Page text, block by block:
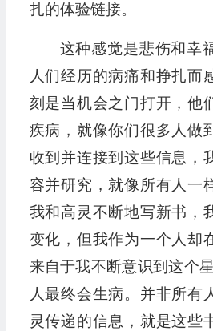
扎的体验链接。
这种感觉是悲伤和幸
人们经历的病痛和挣扎而
刻是当机会之门打开，他
疾病，就像你们很多人做
收到并连接到这些信息，
容并研究，就像所有人一
我和高灵不断地写新书，
变化，但我作为一个人却
来自于我不断意识到这个
人最终会生病。并非所有
灵传递的信息，就是这些